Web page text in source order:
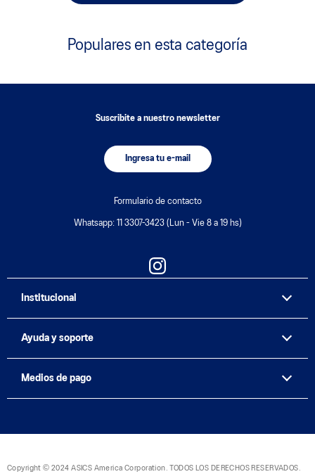
Populares en esta categoría
Suscribite a nuestro newsletter
Ingresa tu e-mail
Formulario de contacto
Whatsapp: 11 3307-3423 (Lun - Vie 8 a 19 hs)
Institucional
Ayuda y soporte
Medios de pago
Copyright © 2024 ASICS America Corporation. TODOS LOS DERECHOS RESERVADOS.